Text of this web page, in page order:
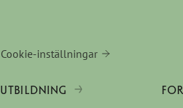
Cookie-inställningar
UTBILDNING